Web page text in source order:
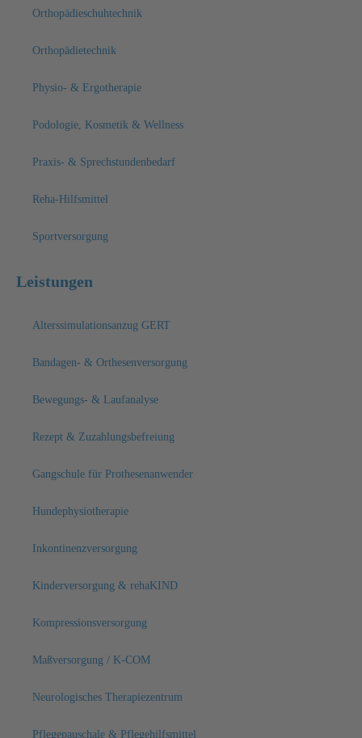
Orthopädieschuhtechnik
Orthopädietechnik
Physio- & Ergotherapie
Podologie, Kosmetik & Wellness
Praxis- & Sprechstundenbedarf
Reha-Hilfsmittel
Sportversorgung
Leistungen
Alterssimulationsanzug GERT
Bandagen- & Orthesenversorgung
Bewegungs- & Laufanalyse
Rezept & Zuzahlungsbefreiung
Gangschule für Prothesenanwender
Hundephysiotherapie
Inkontinenzversorgung
Kinderversorgung & rehaKIND
Kompressionsversorgung
Maßversorgung / K-COM
Neurologisches Therapiezentrum
Pflegepauschale & Pflegehilfsmittel